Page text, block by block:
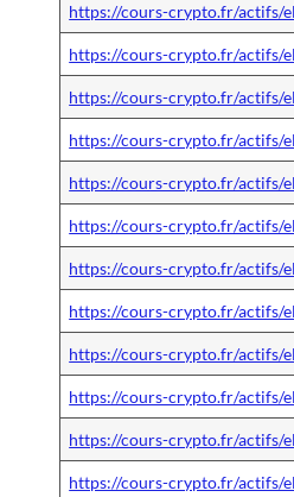
https://cours-crypto.fr/actifs/
https://cours-crypto.fr/actifs/
https://cours-crypto.fr/actifs/
https://cours-crypto.fr/actifs/
https://cours-crypto.fr/actifs/
https://cours-crypto.fr/actifs/
https://cours-crypto.fr/actifs/
https://cours-crypto.fr/actifs/
https://cours-crypto.fr/actifs/
https://cours-crypto.fr/actifs/
https://cours-crypto.fr/actifs/
https://cours-crypto.fr/actifs/